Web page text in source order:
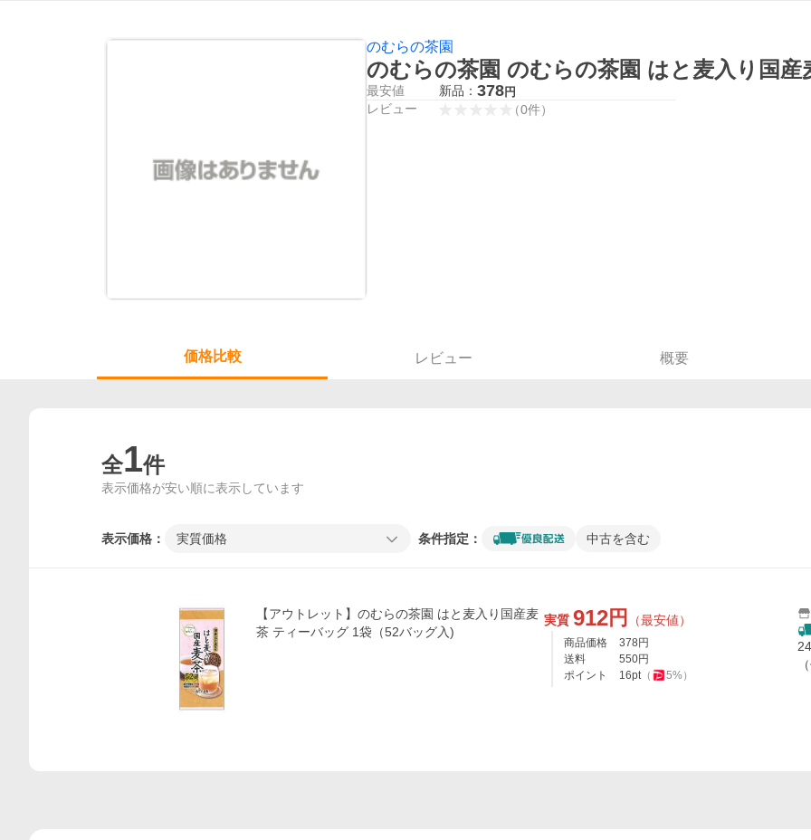
のむらの茶園
のむらの茶園 のむらの茶園 はと麦入り国産
最安値 新品： 378円
レビュー （0件）
価格比較 レビュー 概要
全1件
表示価格が安い順に表示しています
表示価格： 実質価格 条件指定： 中古を含む
【アウトレット】のむらの茶園 はと麦入り国産麦
茶 ティーバッグ 1袋（52バッグ入)
実質 912円 （最安値）
商品価格 378 円
送料
550円
ポイント
16pt（ 5%）